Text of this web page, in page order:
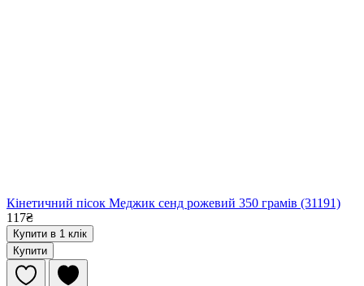
Кінетичний пісок Меджик сенд рожевий 350 грамів (31191)
117₴
Купити в 1 клік
Купити